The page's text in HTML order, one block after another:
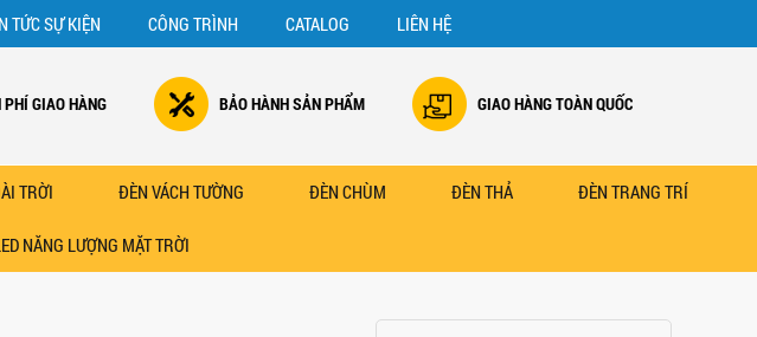
GIAO HÀNG BẢO HÀNH SẢN PHẨM GIAO HÀNG TOÀN QUỐC
TỨC SỰ KIỆN CÔNG TRÌNH CATALOG LIÊN HỆ
TRỜI ĐÈN VÁCH TƯỜNG ĐÈN CHÙM ĐÈN THẢ ĐÈN TRANG TRÍ
NĂNG LƯỢNG MẶT TRỜI